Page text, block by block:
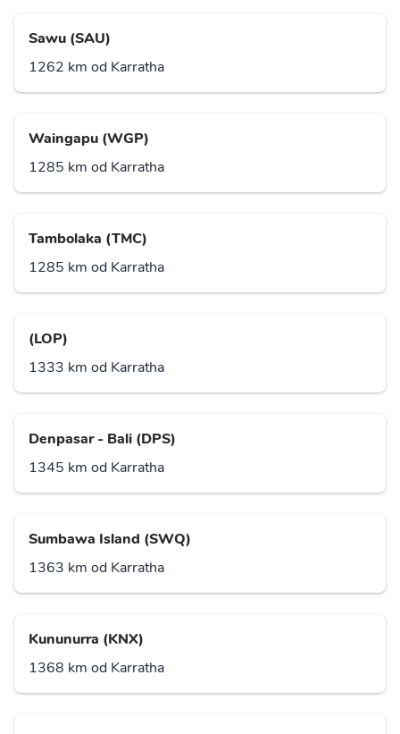
Sawu (SAU)
1262 km od Karratha
Waingapu (WGP)
1285 km od Karratha
Tambolaka (TMC)
1285 km od Karratha
(LOP)
1333 km od Karratha
Denpasar - Bali (DPS)
1345 km od Karratha
Sumbawa Island (SWQ)
1363 km od Karratha
Kununurra (KNX)
1368 km od Karratha